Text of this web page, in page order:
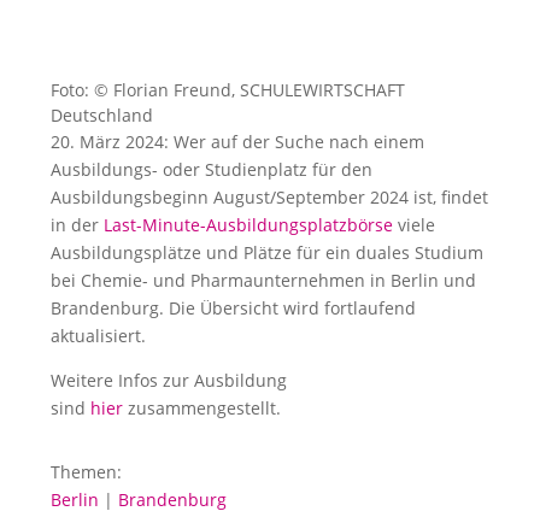
Foto: © Florian Freund, SCHULEWIRTSCHAFT
Deutschland
20. März 2024: Wer auf der Suche nach einem
Ausbildungs- oder Studienplatz für den
Ausbildungsbeginn August/September 2024 ist, findet
in der Last-Minute-Ausbildungsplatzbörse viele
Ausbildungsplätze und Plätze für ein duales Studium
bei Chemie- und Pharmaunternehmen in Berlin und
Brandenburg. Die Übersicht wird fortlaufend
aktualisiert.
Weitere Infos zur Ausbildung
sind hier zusammengestellt.
Themen:
Berlin | Brandenburg